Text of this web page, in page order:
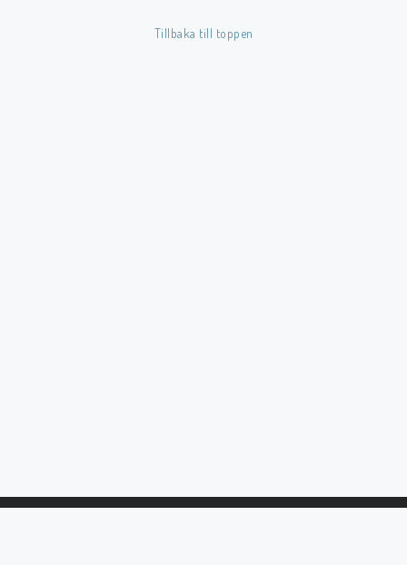
Tillbaka till toppen